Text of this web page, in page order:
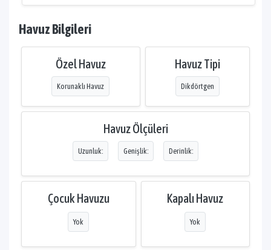
Havuz Bilgileri
Özel Havuz
Korunaklı Havuz
Havuz Tipi
Dikdörtgen
Havuz Ölçüleri
Uzunluk: Genişlik: Derinlik:
Çocuk Havuzu
Yok
Kapalı Havuz
Yok